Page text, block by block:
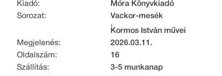
Kiadó:
Móra Könyvkiadó
Sorozat:
Vackor-mesék
,
Kormos István művei
Megjelenés:
2026.03.11.
Oldalszám:
16
Szállítás:
3-5 munkanap